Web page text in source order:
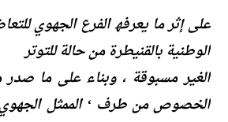
على إثر ما یعرفھ الفرع الجھوي
الوطنیة بالقنیطرة من حالة للتوتر
الغیر مسبوقة ، وبناء على ما
الخصوص من طرف ‘ الممثل الجھوي